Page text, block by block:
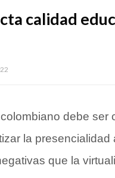
calidad
debe
la
que la